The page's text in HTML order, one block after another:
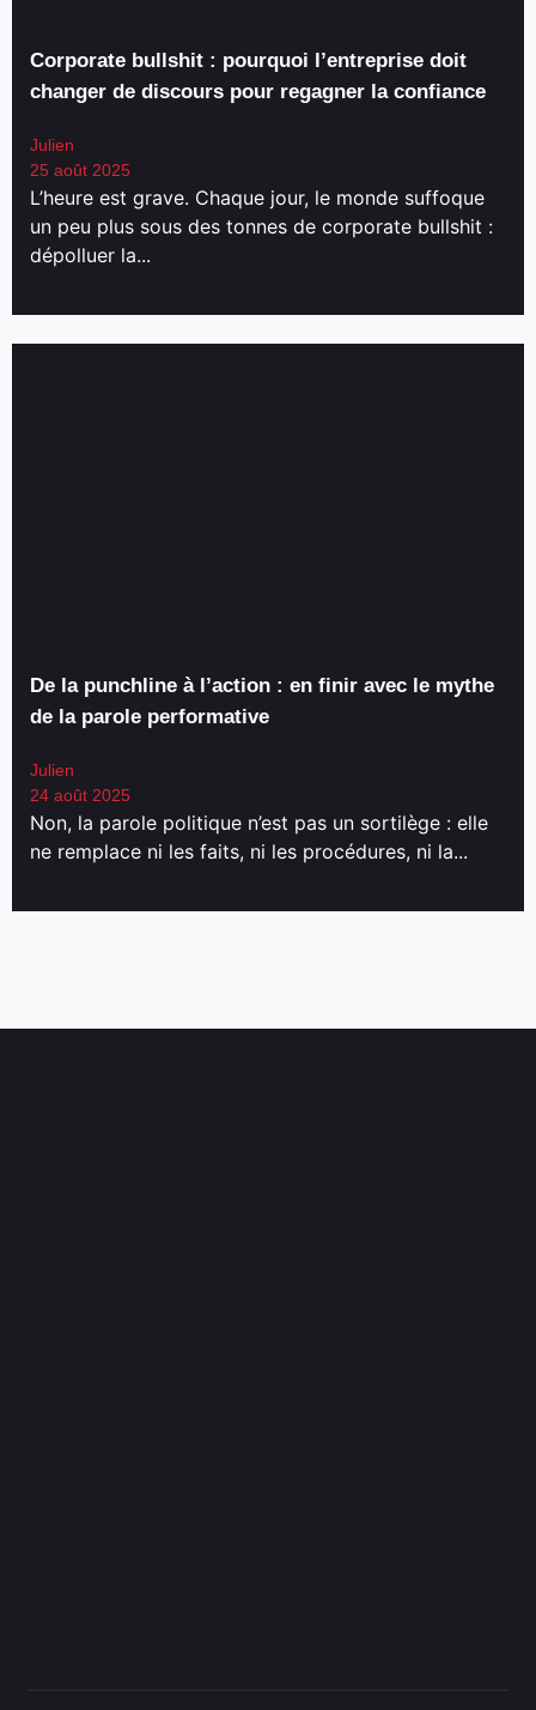
Corporate bullshit : pourquoi l’entreprise doit
changer de discours pour regagner la confiance
Julien
25 août 2025
L’heure est grave. Chaque jour, le monde suffoque
un peu plus sous des tonnes de corporate bullshit :
dépolluer la...
De la punchline à l’action : en finir avec le mythe
de la parole performative
Julien
24 août 2025
Non, la parole politique n’est pas un sortilège : elle
ne remplace ni les faits, ni les procédures, ni la...